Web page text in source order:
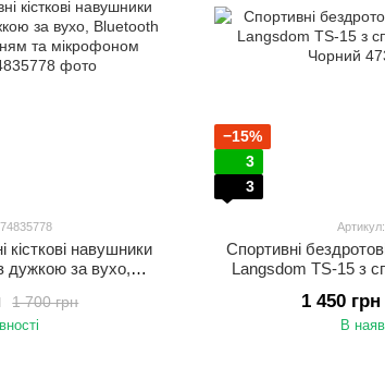
кісткові навушники
дужкою за вухо,
Салатовий
1 700 грн
−15%
3
3
Спортивні
Langsdom TS-15 з
1 450 грн
В